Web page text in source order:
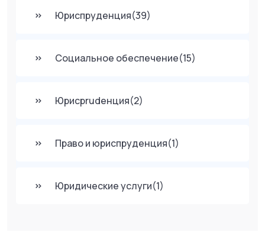
Юриспруденция(39)
Социальное обеспечение(15)
Юрисprudенция(2)
Право и юриспруденция(1)
Юридические услуги(1)